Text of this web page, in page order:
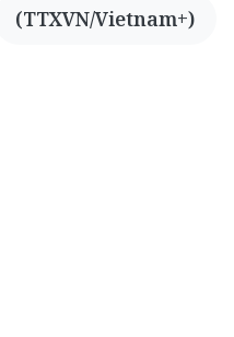
(TTXVN/Vietnam+)